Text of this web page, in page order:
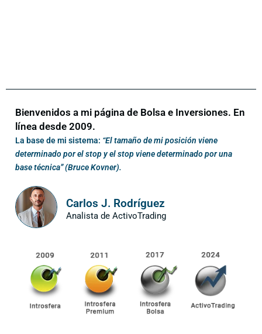
Bienvenidos a mi página de Bolsa e Inversiones. En
línea desde 2009.
La base de mi sistema: “El tamaño de mi posición viene
determinado por el stop y el stop viene determinado por una
base técnica” (Bruce Kovner).
Carlos J. Rodríguez
Analista de ActivoTrading